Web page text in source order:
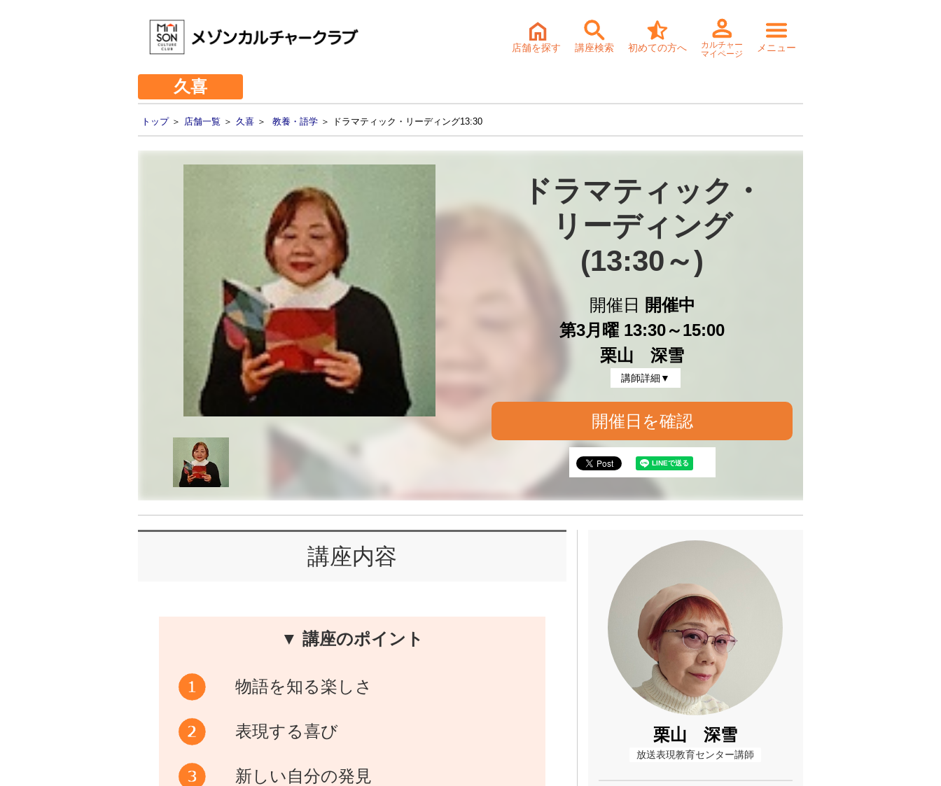
店舗を探す 講座検索 初めての方へ
カルチャー
マイページ
メニュー
久喜
トップ＞ 店舗一覧 ＞ 久喜 ＞ 教養・語学 ＞ ドラマティック・リーディング13:30
ドラマティック・
リーディング
(13:30～)
開催日
開催中
第3月曜 13:30～15:00
栗山 深雪
講師詳細▼
開催日を確認
講座内容
▼ 講座のポイント
物語を知る楽しさ
表現する喜び
新しい自分の発見
栗山 深雪
放送表現教育センター講師